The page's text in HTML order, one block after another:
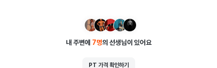
내 주변에 7명의 선생님이 있어요
PT 가격 확인하기